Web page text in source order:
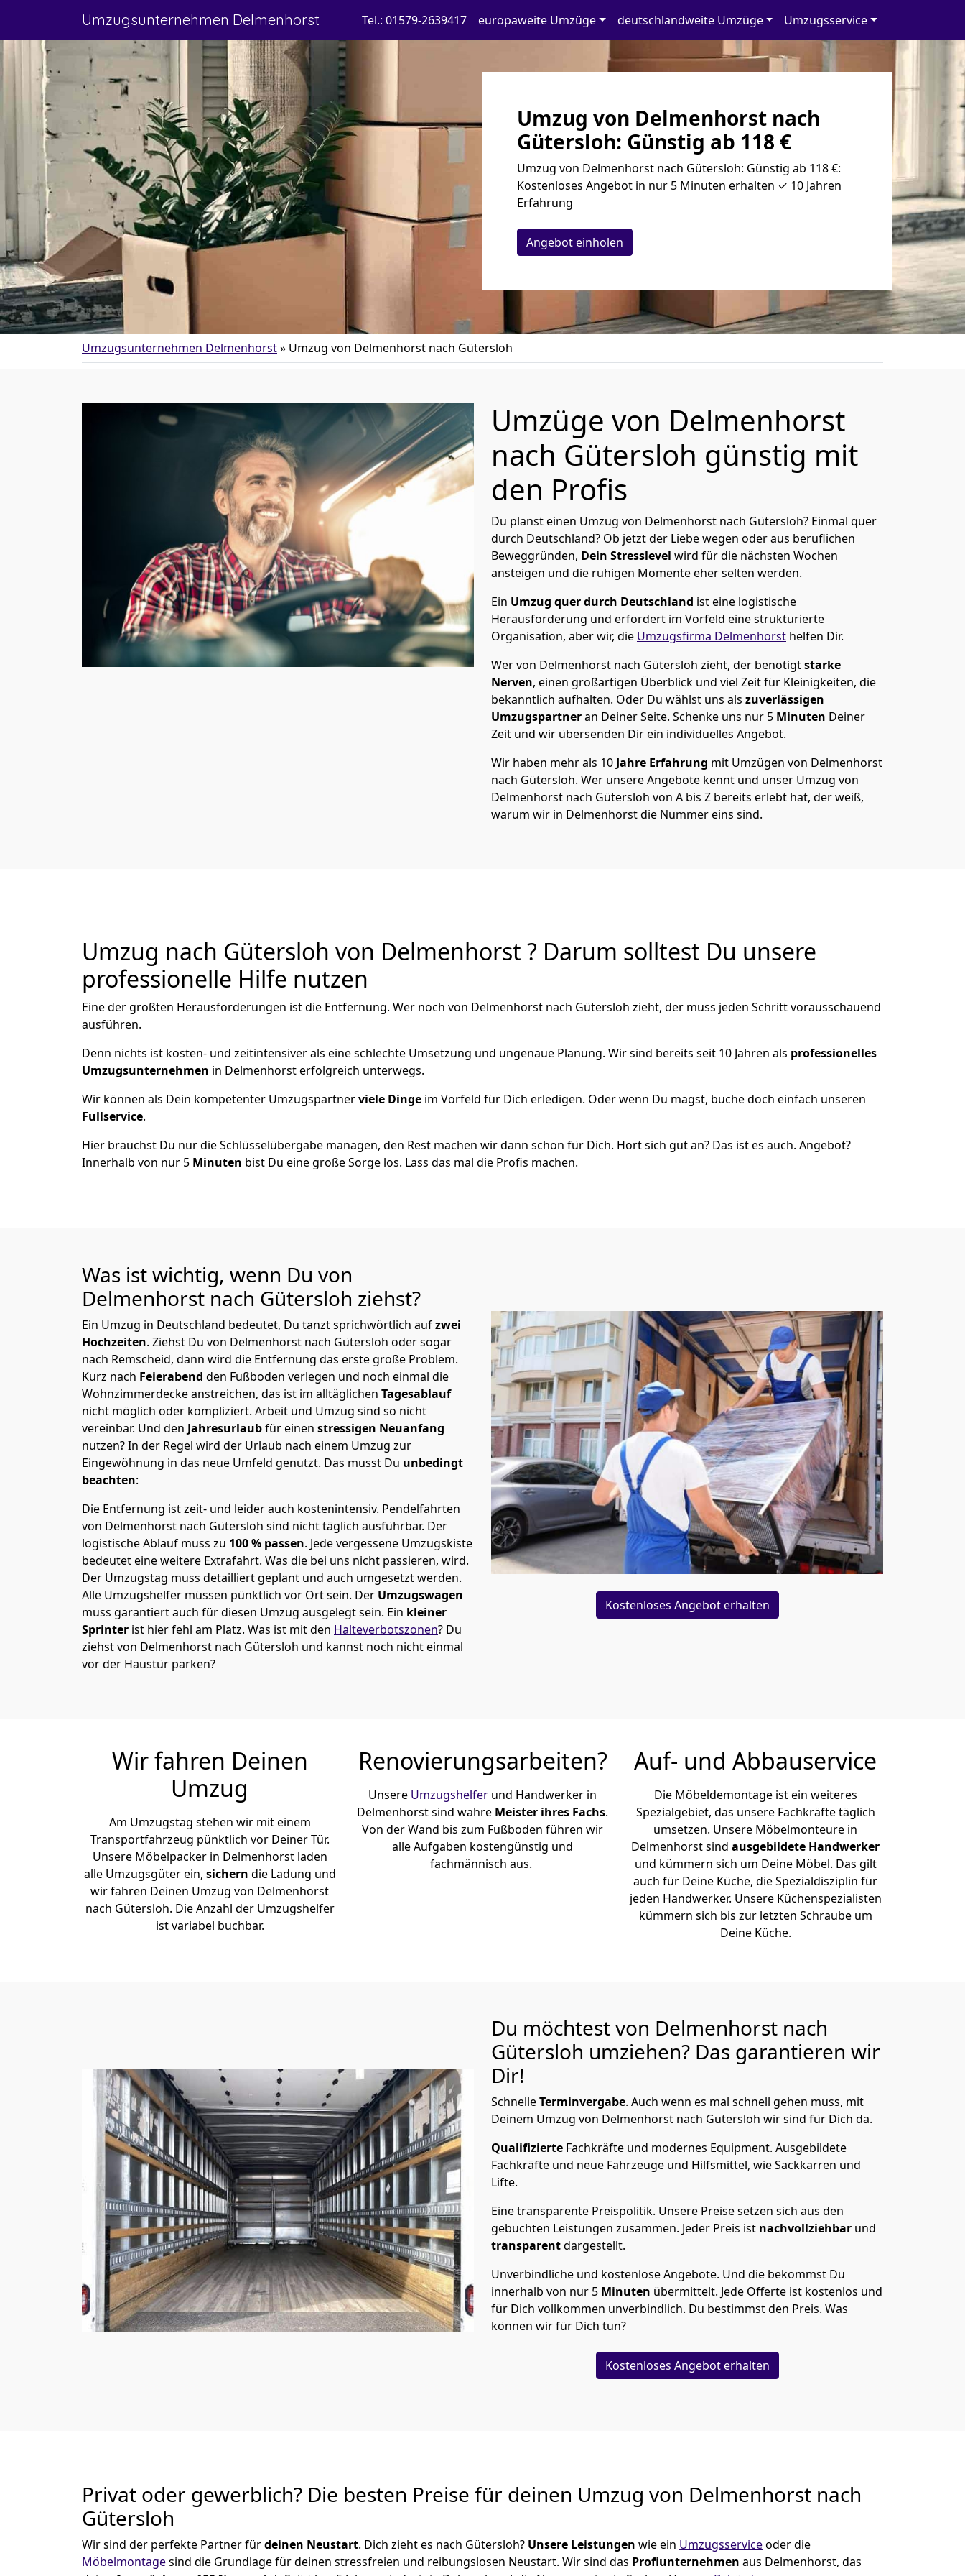
Umzugsunternehmen Delmenhorst Tel.: 01579-2639417 europaweite Umzüge deutschlandweite Umzüge Umzugsservice
Umzug von Delmenhorst nach
Gütersloh: Günstig ab 118 €
Umzug von Delmenhorst nach Gütersloh: Günstig ab 118 €:
Kostenloses Angebot in nur 5 Minuten erhalten ✓ 10 Jahren
Erfahrung
Angebot einholen
Umzugsunternehmen Delmenhorst» Umzug von Delmenhorst nach Gütersloh
Umzüge von Delmenhorst
nach Gütersloh günstig mit
den Profis
Du planst einen Umzug von Delmenhorst nach Gütersloh? Einmal quer
durch Deutschland? Ob jetzt der Liebe wegen oder aus beruflichen
Beweggründen, Dein Stresslevel wird für die nächsten Wochen
ansteigen und die ruhigen Momente eher selten werden.
Ein Umzug quer durch Deutschland ist eine logistische
Herausforderung und erfordert im Vorfeld eine strukturierte
Organisation, aber wir, die Umzugsfirma Delmenhorst helfen Dir.
Wer von Delmenhorst nach Gütersloh zieht, der benötigtstarke
Nerven, einen großartigen Überblick und viel Zeit für Kleinigkeiten, die
bekanntlich aufhalten. Oder Du wählst uns als zuverlässigen
Umzugspartneran Deiner Seite. Schenke uns nur 5 Minuten Deiner
Zeit und wir übersenden Dir ein individuelles Angebot.
Wir haben mehr als 10 Jahre Erfahrung mit Umzügen von Delmenhorst
nach Gütersloh. Wer unsere Angebote kennt und unser Umzug von
Delmenhorst nach Gütersloh von A bis Z bereits erlebt hat, der weiß,
warum wir in Delmenhorst die Nummer eins sind.
Umzug nach Gütersloh von Delmenhorst ? Darum solltest Du unsere
professionelle Hilfe nutzen
Eine der größten Herausforderungen ist die Entfernung. Wer noch von Delmenhorst nach Gütersloh zieht, der muss jeden Schritt vorausschauend
ausführen.
Denn nichts ist kosten- und zeitintensiver als eine schlechte Umsetzung und ungenaue Planung. Wir sind bereits seit 10 Jahren als professionelles
Umzugsunternehmen in Delmenhorst erfolgreich unterwegs.
Wir können als Dein kompetenter Umzugspartnerviele Dinge im Vorfeld für Dich erledigen. Oder wenn Du magst, buche doch einfach unseren
Fullservice.
Hier brauchst Du nur die Schlüsselübergabe managen, den Rest machen wir dann schon für Dich. Hört sich gut an? Das ist es auch. Angebot?
Innerhalb von nur 5 Minuten bist Du eine große Sorge los. Lass das mal die Profis machen.
Was ist wichtig, wenn Du von
Delmenhorst nach Gütersloh ziehst?
Ein Umzug in Deutschland bedeutet, Du tanzt sprichwörtlich aufzwei
Hochzeiten. Ziehst Du von Delmenhorst nach Gütersloh oder sogar
nach Remscheid, dann wird die Entfernung das erste große Problem.
Kurz nach Feierabend den Fußboden verlegen und noch einmal die
Wohnzimmerdecke anstreichen, das ist im alltäglichen Tagesablauf
nicht möglich oder kompliziert. Arbeit und Umzug sind so nicht
vereinbar. Und den Jahresurlaubfür einen stressigen Neuanfang
nutzen? In der Regel wird der Urlaub nach einem Umzug zur
Eingewöhnung in das neue Umfeld genutzt. Das musst Du unbedingt
beachten:
Die Entfernung ist zeit- und leider auch kostenintensiv. Pendelfahrten
von Delmenhorst nach Gütersloh sind nicht täglich ausführbar. Der
logistische Ablauf muss zu 100 % passen. Jede vergessene Umzugskiste
bedeutet eine weitere Extrafahrt. Was die bei uns nicht passieren, wird.
Der Umzugstag muss detailliert geplant und auch umgesetzt werden.
Alle Umzugshelfer müssen pünktlich vor Ort sein. Der Umzugswagen
muss garantiert auch für diesen Umzug ausgelegt sein. Ein kleiner
Sprinter ist hier fehl am Platz. Was ist mit den Halteverbotszonen? Du
ziehst von Delmenhorst nach Gütersloh und kannst noch nicht einmal
vor der Haustür parken?
Kostenloses Angebot erhalten
Wir fahren Deinen
Umzug
Am Umzugstag stehen wir mit einem
Transportfahrzeug pünktlich vor Deiner Tür.
Unsere Möbelpacker in Delmenhorst laden
alle Umzugsgüter ein, sichern die Ladung und
wir fahren Deinen Umzug von Delmenhorst
nach Gütersloh. Die Anzahl der Umzugshelfer
ist variabel buchbar.
Renovierungsarbeiten?
Unsere Umzugshelfer und Handwerker in
Delmenhorst sind wahre Meister ihres Fachs.
Von der Wand bis zum Fußboden führen wir
alle Aufgaben kostengünstig und
fachmännisch aus.
Auf- und Abbauservice
Die Möbeldemontage ist ein weiteres
Spezialgebiet, das unsere Fachkräfte täglich
umsetzen. Unsere Möbelmonteure in
Delmenhorst sind ausgebildete Handwerker
und kümmern sich um Deine Möbel. Das gilt
auch für Deine Küche, die Spezialdisziplin für
jeden Handwerker. Unsere Küchenspezialisten
kümmern sich bis zur letzten Schraube um
Deine Küche.
Du möchtest von Delmenhorst nach
Gütersloh umziehen? Das garantieren wir
Dir!
SchnelleTerminvergabe. Auch wenn es mal schnell gehen muss, mit
Deinem Umzug von Delmenhorst nach Gütersloh wir sind für Dich da.
Qualifizierte Fachkräfte und modernes Equipment. Ausgebildete
Fachkräfte und neue Fahrzeuge und Hilfsmittel, wie Sackkarren und
Lifte.
Eine transparente Preispolitik. Unsere Preise setzen sich aus den
gebuchten Leistungen zusammen. Jeder Preis ist nachvollziehbar und
transparentdargestellt.
Unverbindliche und kostenlose Angebote. Und die bekommst Du
innerhalb von nur 5 Minuten übermittelt. Jede Offerte ist kostenlos und
für Dich vollkommen unverbindlich. Du bestimmst den Preis. Was
können wir für Dich tun?
Kostenloses Angebot erhalten
Privat oder gewerblich? Die besten Preise für deinen Umzug von Delmenhorst nach
Gütersloh
Wir sind der perfekte Partner fürdeinen Neustart. Dich zieht es nach Gütersloh? Unsere Leistungen wie ein Umzugsserviceoder die
Möbelmontagesind die Grundlage für deinen stressfreien und reibungslosen Neustart. Wir sind das Profiunternehmen aus Delmenhorst, das